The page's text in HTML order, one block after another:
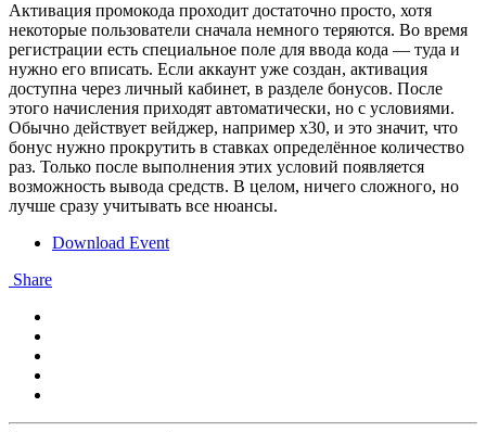
Активация промокода проходит достаточно просто, хотя
некоторые пользователи сначала немного теряются. Во время
регистрации есть специальное поле для ввода кода — туда и
нужно его вписать. Если аккаунт уже создан, активация
доступна через личный кабинет, в разделе бонусов. После
этого начисления приходят автоматически, но с условиями.
Обычно действует вейджер, например х30, и это значит, что
бонус нужно прокрутить в ставках определённое количество
раз. Только после выполнения этих условий появляется
возможность вывода средств. В целом, ничего сложного, но
лучше сразу учитывать все нюансы.
Download Event
Share